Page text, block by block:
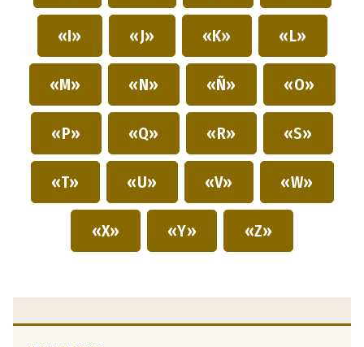
«I» «J» «K» «L»
«M» «N» «Ñ» «O»
«P» «Q» «R» «S»
«T» «U» «V» «W»
«X» «Y» «Z»